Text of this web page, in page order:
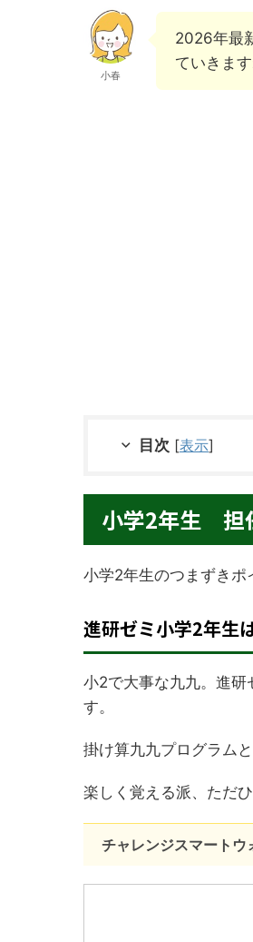
小春
2026年最
ていきます
目次 [表示]
小学2年生 担
小学2年生のつまずきポ
進研ゼミ小学2年生
小2で大事な九九。進研
す。
掛け算九九プログラム
楽しく覚える派、ただ
チャレンジスマートウ